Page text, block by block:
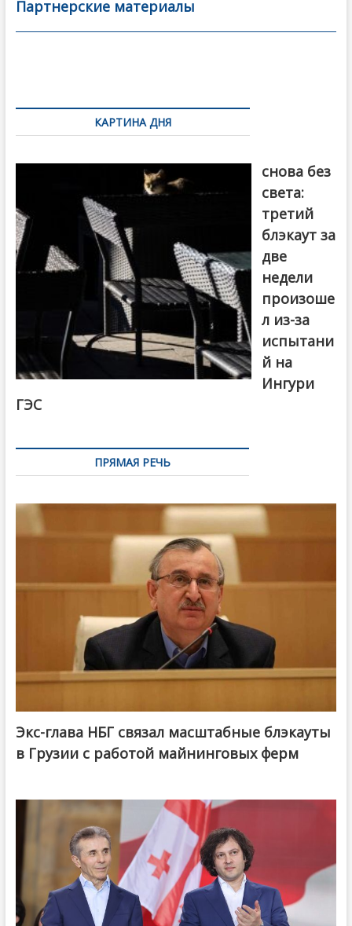
b
o
er l
а
в
Партнерские материалы
по
записямКАРТИНА ДНЯ
снова без
света:
третий
блэкаут за
две
недели
произоше
л из-за
испытани
й на
Ингури
ГЭС
ПРЯМАЯ РЕЧЬ
Экс-глава НБГ связал масштабные блэкауты
в Грузии с работой майнинговых ферм